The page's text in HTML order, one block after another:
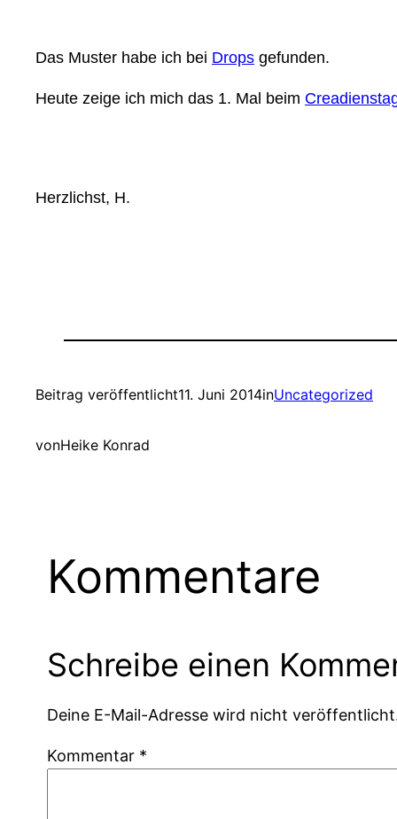
Das Muster habe ich bei Drops gefunden.
Heute zeige ich mich das 1. Mal beim
Herzlichst, H.
Beitrag veröffentlicht11. Juni 2014inUncategorized
vonHeike Konrad
Kommentare
Schreibe einen
Deine E-Mail-Adresse wird nicht
Kommentar *